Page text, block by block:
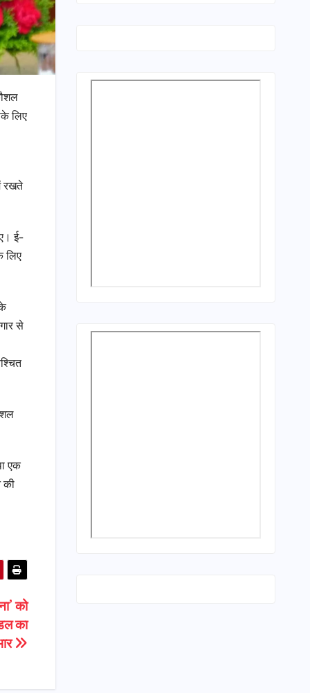
लिए
रखते
ई-
लिए
से
एक
की
को
का